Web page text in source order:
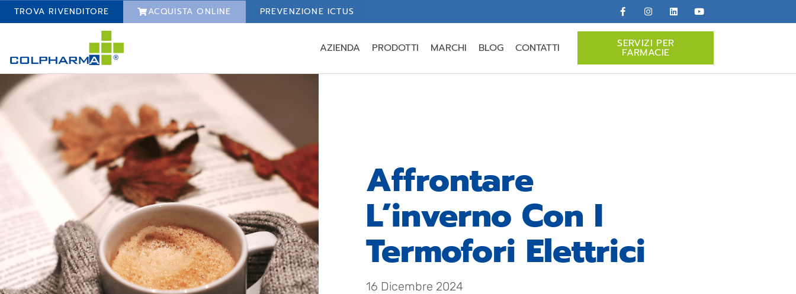
TROVA RIVENDITORE ACQUISTA ONLINE PREVENZIONE ICTUS
AZIENDA PRODOTTI MARCHI BLOG CONTATTI SERVIZI PER
FARMACIE
Affrontare
L’inverno Con I
Termofori Elettrici
16 Dicembre 2024